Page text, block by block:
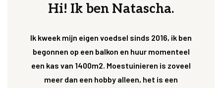
Hi! Ik ben Natascha.
Ik kweek mijn eigen voedsel sinds 2016, ik ben
begonnen op een balkon en huur momenteel
een kas van 1400m2. Moestuinieren is zoveel
meer dan een hobby alleen, het is een